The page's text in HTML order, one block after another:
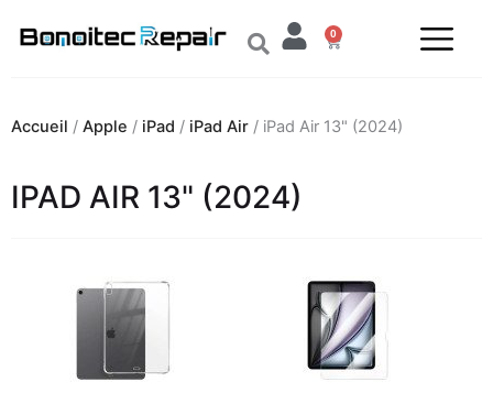
0
Panier
Accueil / Apple / iPad / iPad Air / iPad Air 13" (2024)
IPAD AIR 13" (2024)